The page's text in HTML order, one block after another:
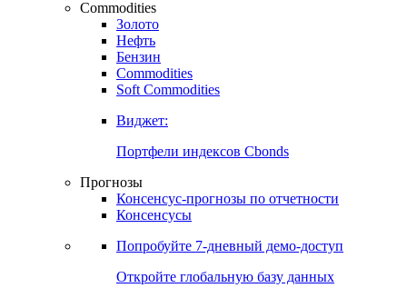
Commodities
Золото
Нефть
Бензин
Commodities
Soft Commodities
Виджет:
Портфели индексов Cbonds
Прогнозы
Консенсус-прогнозы по отчетности
Консенсусы
Попробуйте 7-дневный демо-доступ
Откройте глобальную базу данных